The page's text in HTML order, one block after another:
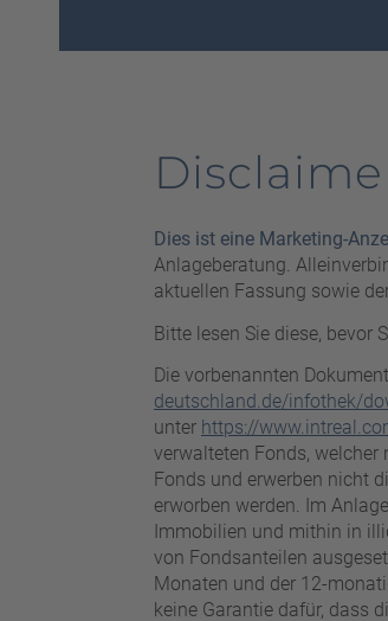
Dies ist eine Marketing-
Anlageberatung.
aktuellen Fassung sowie
Bitte lesen Sie diese, bevor
Die vorbenannten
deutschland.de/infothek/
unter https://
verwalteten Fonds, welcher
Fonds und erwerben nicht
erworben werden. Im
Immobilien und mithin in
von Fondsanteilen
Monaten und der 12-
keine Garantie dafür, dass